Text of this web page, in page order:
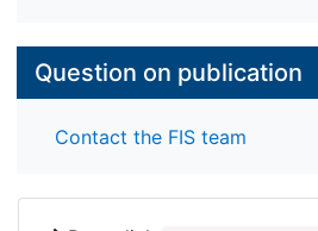
Question on publication
Contact the FIS team